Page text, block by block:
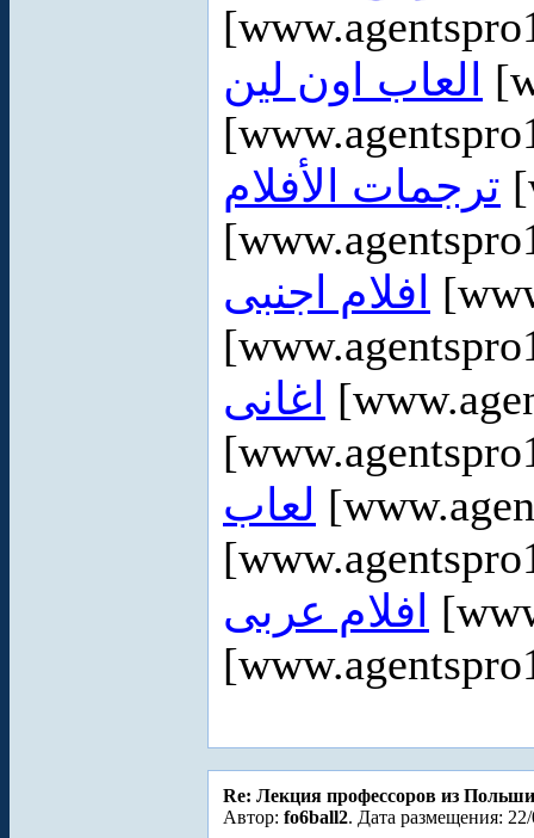
العاب اون لين
ترجمات الأفلام
افلام اجنبى
اغانى
لعاب
افلام عربى
Re: Лекция профессоров из Польши
Автор: fo6ball2. Дата размещения: